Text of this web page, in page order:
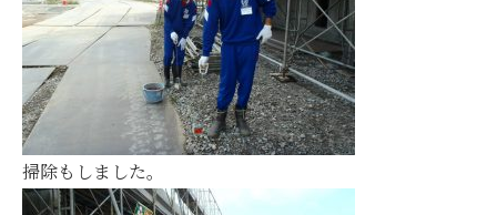
掃除もしました。